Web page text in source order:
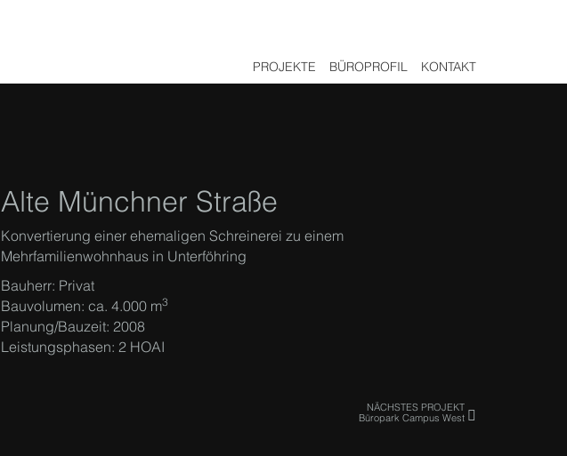
PROJEKTE BÜROPROFIL KONTAKT
Alte Münchner Straße
Konvertierung einer ehemaligen Schreinerei zu einem
Mehrfamilienwohnhaus in Unterföhring
Bauherr: Privat
Bauvolumen: ca. 4.000 m3
Planung/Bauzeit: 2008
Leistungsphasen: 2 HOAI
NÄCHSTES PROJEKT
Büropark Campus West